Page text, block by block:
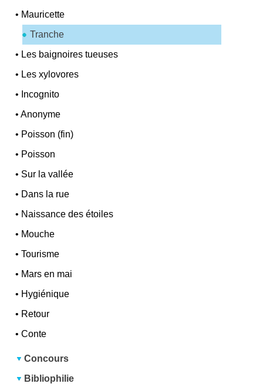
• Mauricette
Tranche
• Les baignoires tueuses
• Les xylovores
• Incognito
•Anonyme
• Poisson (fin)
• Poisson
• Sur la vallée
• Dans la rue
• Naissance des étoiles
• Mouche
•Tourisme
• Mars en mai
• Hygiénique
• Retour
•Conte
Concours
Bibliophilie